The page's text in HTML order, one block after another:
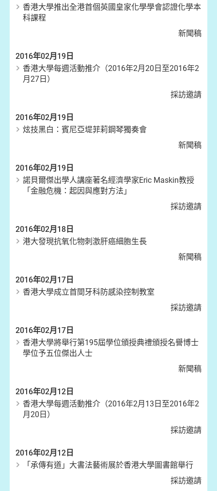
香港大學推出全港首個英國皇家化學學會認證化學本
科課程
新聞稿
2016年02月19日
香港大學每週活動推介（2016年2月20日至2016年2
月27日）
採訪邀請
2016年02月19日
炫技黑白：賓尼亞堤菲莉鋼琴獨奏會
新聞稿
2016年02月19日
諾貝爾傑出學人講座著名經濟學家Eric Maskin教授
「金融危機：起因與應對方法」
採訪邀請
2016年02月18日
港大發現抗氧化物刺激肝癌細胞生長
新聞稿
2016年02月17日
香港大學成立首間牙科防感染控制教室
採訪邀請
2016年02月17日
香港大學將舉行第195屆學位頒授典禮頒授名譽博士
學位予五位傑出人士
新聞稿
2016年02月12日
香港大學每週活動推介（2016年2月13日至2016年2
月20日）
採訪邀請
2016年02月12日
「承傳有道」大書法藝術展於香港大學圖書館舉行
採訪邀請